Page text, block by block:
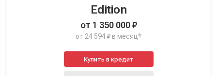
Edition
от 1 350 000 ₽
от 24 594 ₽ в месяц*
Купить в кредит